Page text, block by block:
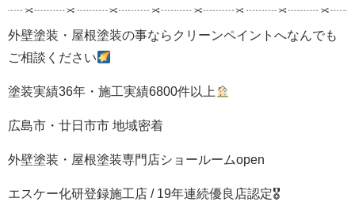
外壁塗装・屋根塗装の事ならクリーンペイントへなんでも
ご相談ください
塗装実績36年・施工実績6800件以上
広島市・廿日市市 地域密着
外壁塗装・屋根塗装専門店ショールームopen
エスケー化研登録施工店 / 19年連続優良店認定🎖